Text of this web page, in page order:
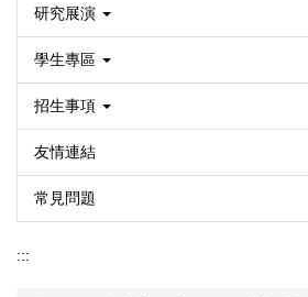
研究展演
學生專區
招生事項
友情連結
常見問題
:::